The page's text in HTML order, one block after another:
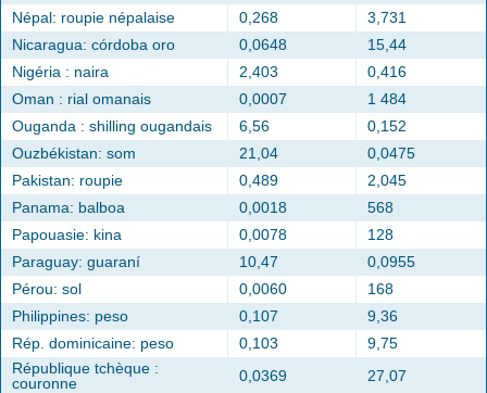
Népal: roupie népalaise
0,268
3,731
Nicaragua: córdoba oro
0,0648
15,44
Nigéria : naira
2,403
0,416
Oman : rial omanais
0,0007
1 484
Ouganda : shilling ougandais
6,56
0,152
Ouzbékistan: som
21,04
0,0475
Pakistan: roupie
0,489
2,045
Panama: balboa
0,0018
568
Papouasie: kina
0,0078
128
Paraguay: guaraní
10,47
0,0955
Pérou: sol
0,0060
168
Philippines: peso
0,107
9,36
Rép. dominicaine: peso
0,103
9,75
République tchèque :
couronne
0,0369
27,07